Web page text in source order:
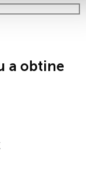
a obtine